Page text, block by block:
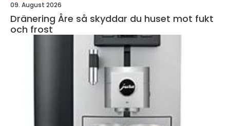
09. August 2026
Dränering Åre så skyddar du huset mot fukt
och frost